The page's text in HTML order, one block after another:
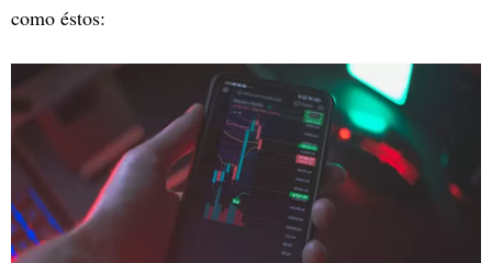
como éstos: